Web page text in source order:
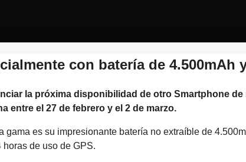
con batería de 4.500mAh
la próxima disponibilidad de otro Smartphone
entre el 27 de febrero y el 2 de marzo.
es su impresionante batería no extraíble de
de uso de GPS.